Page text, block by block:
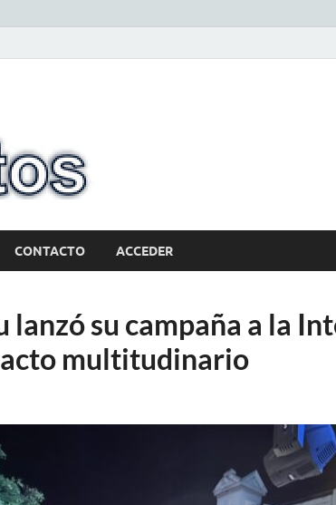
CONTACTO ACCEDER
lanzó su campaña a la
multitudinario